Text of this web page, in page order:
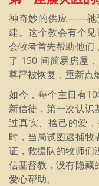
神奇妙的供应——祂
建。这个教会有个
会牧者首先帮助他们
了 150 间简易房屋
尊严被恢复，重新点
如今，每个主日有
新信徒，第一次认识
过真实、捨己的爱
时，当局试图逮捕牧
证，救援队的牧师们
信基督教，没有隐藏
爱心帮助。